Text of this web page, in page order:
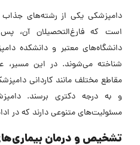
دامپزشکی یکی از رشته‌های جذاب
است که فارغ‌التحصیلان آن،
دانشگاه‌های معتبر و دانشکده
شناخته می‌شوند. در این مسیر،
مقاطع مختلف مانند کاردانی
و به درجه دکتری برسند.
مسئولیت‌های متنوعی دارند که در
تشخیص و درمان